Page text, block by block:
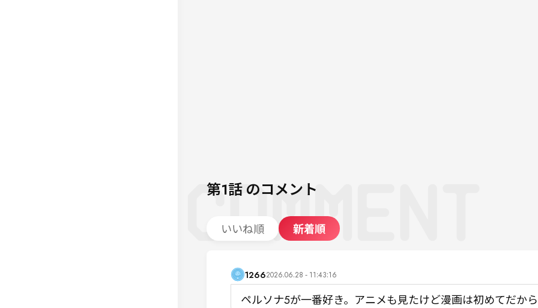
第1話 のコメント
いいね順 新着順
12662026.06.28 - 11:43:16
ペルソナ5が一番好き。アニメも見たけど漫画は初めてだか